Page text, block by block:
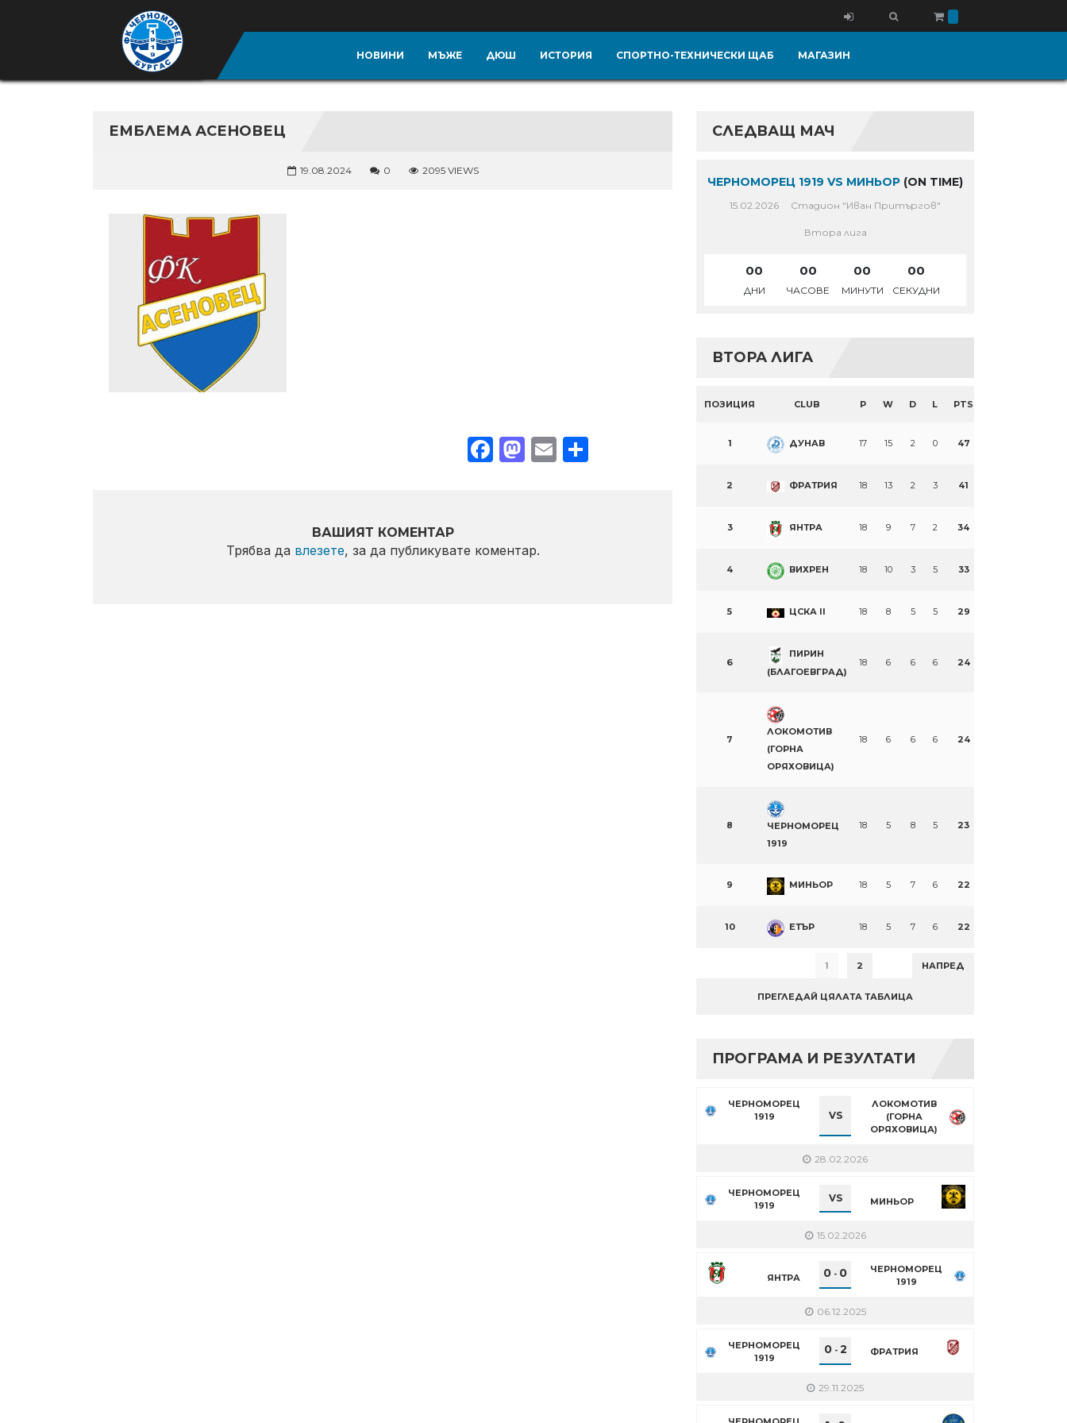
НОВИНИ МЪЖЕ ДЮШ ИСТОРИЯ СПОРТНО-ТЕХНИЧЕСКИ ЩАБ МАГАЗИН
ЕМБЛЕМА АСЕНОВЕЦ
19.08.2024 0 2095 VIEWS
Facebook
Mastodon
EmailShare
ВАШИЯТ КОМЕНТАР
Трябва да влезете, за да публикувате коментар.
СЛЕДВАЩ МАЧ
ЧЕРНОМОРЕЦ 1919 VS МИНЬОР (ON TIME)
15.02.2026 Стадион "Иван Притъргов"
Втора лига
00
ДНИ
00
ЧАСОВЕ
00
МИНУТИ
00
СЕКУДНИ
ВТОРА ЛИГА
ПОЗИЦИЯ CLUB P W D L PTS
1 ДУНАВ 17 15 2 0 47
2 ФРАТРИЯ 18 13 2 3 41
3 ЯНТРА 18 9 7 2 34
4 ВИХРЕН 18 10 3 5 33
5 ЦСКА II 18 8 5 5 29
6
ПИРИН
(БЛАГОЕВГРАД)
18 6 6 6 24
7
ЛОКОМОТИВ
(ГОРНА
ОРЯХОВИЦА)
18 6 6 6 24
8
ЧЕРНОМОРЕЦ
1919
18 5 8 5 23
9 МИНЬОР 18 5 7 6 22
10 ЕТЪР 18 5 7 6 22
1 2 НАПРЕД
ПРЕГЛЕДАЙ ЦЯЛАТА ТАБЛИЦА
ПРОГРАМА И РЕЗУЛТАТИ
ЧЕРНОМОРЕЦ
1919
VS
ЛОКОМОТИВ
(ГОРНА
ОРЯХОВИЦА)
28.02.2026
ЧЕРНОМОРЕЦ
1919
VS МИНЬОР
15.02.2026
ЯНТРА 0 - 0
ЧЕРНОМОРЕЦ
1919
06.12.2025
ЧЕРНОМОРЕЦ
1919
0- 2 ФРАТРИЯ
29.11.2025